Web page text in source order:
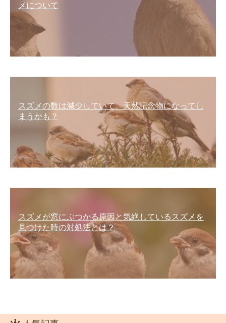
メについて
スズメの数は減少していて、天然記念物になってし
まうかも？
スズメが窓にぶつかる原因と気絶しているスズメを
見つけた時の対処法とは？